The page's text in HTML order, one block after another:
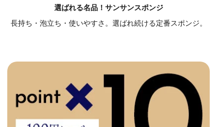
選ばれる名品！サンサンスポンジ
長持ち・泡立ち・使いやすさ。選ばれ続ける定番スポンジ。